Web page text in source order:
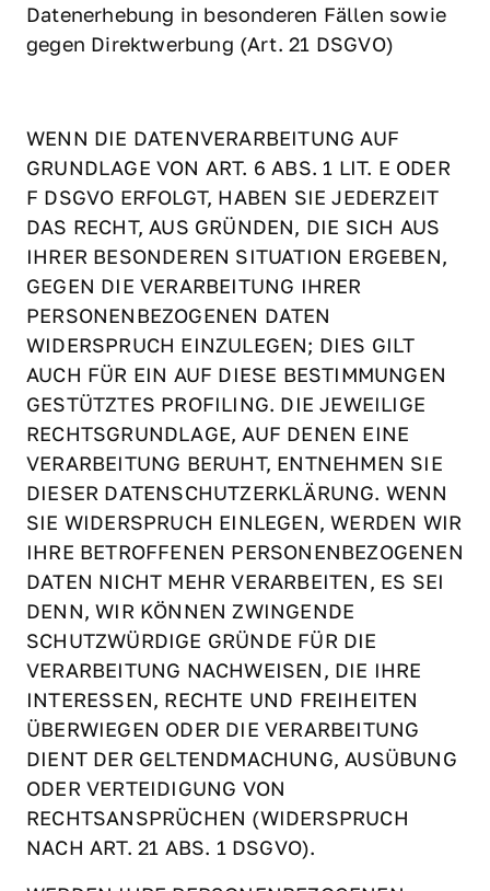
Datenerhebung in besonderen Fällen sowie
gegen Direktwerbung (Art. 21 DSGVO)
WENN DIE DATENVERARBEITUNG AUF
GRUNDLAGE VON ART. 6 ABS. 1 LIT. E ODER
F DSGVO ERFOLGT, HABEN SIE JEDERZEIT
DAS RECHT, AUS GRÜNDEN, DIE SICH AUS
IHRER BESONDEREN SITUATION ERGEBEN,
GEGEN DIE VERARBEITUNG IHRER
PERSONENBEZOGENEN DATEN
WIDERSPRUCH EINZULEGEN; DIES GILT
AUCH FÜR EIN AUF DIESE BESTIMMUNGEN
GESTÜTZTES PROFILING. DIE JEWEILIGE
RECHTSGRUNDLAGE, AUF DENEN EINE
VERARBEITUNG BERUHT, ENTNEHMEN SIE
DIESER DATENSCHUTZERKLÄRUNG. WENN
SIE WIDERSPRUCH EINLEGEN, WERDEN WIR
IHRE BETROFFENEN PERSONENBEZOGENEN
DATEN NICHT MEHR VERARBEITEN, ES SEI
DENN, WIR KÖNNEN ZWINGENDE
SCHUTZWÜRDIGE GRÜNDE FÜR DIE
VERARBEITUNG NACHWEISEN, DIE IHRE
INTERESSEN, RECHTE UND FREIHEITEN
ÜBERWIEGEN ODER DIE VERARBEITUNG
DIENT DER GELTENDMACHUNG, AUSÜBUNG
ODER VERTEIDIGUNG VON
RECHTSANSPRÜCHEN (WIDERSPRUCH
NACH ART. 21 ABS. 1 DSGVO).